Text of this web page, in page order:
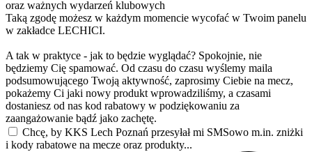
oraz ważnych wydarzeń klubowych
Taką zgodę możesz w każdym momencie wycofać w Twoim panelu
w zakładce LECHICI.
A tak w praktyce - jak to będzie wyglądać? Spokojnie, nie
będziemy Cię spamować. Od czasu do czasu wyślemy maila
podsumowującego Twoją aktywność, zaprosimy Ciebie na mecz,
pokażemy Ci jaki nowy produkt wprowadziliśmy, a czasami
dostaniesz od nas kod rabatowy w podziękowaniu za
zaangażowanie bądź jako zachętę.
Chcę, by KKS Lech Poznań przesyłał mi SMSowo m.in. zniżki
i kody rabatowe na mecze oraz produkty...